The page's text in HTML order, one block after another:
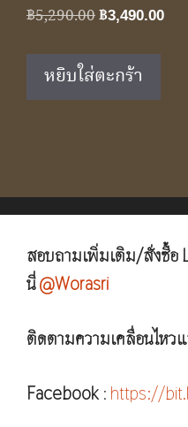
฿5,290.00Original
was:
฿5,290.00.
฿3,490.00
หยิบใส่ตะกร้า
สอบถามเพิ่มเติม/สั่งซื้อ
นี่@Worasri
ติดตามความเคลื่อนไหว
Facebook : https://